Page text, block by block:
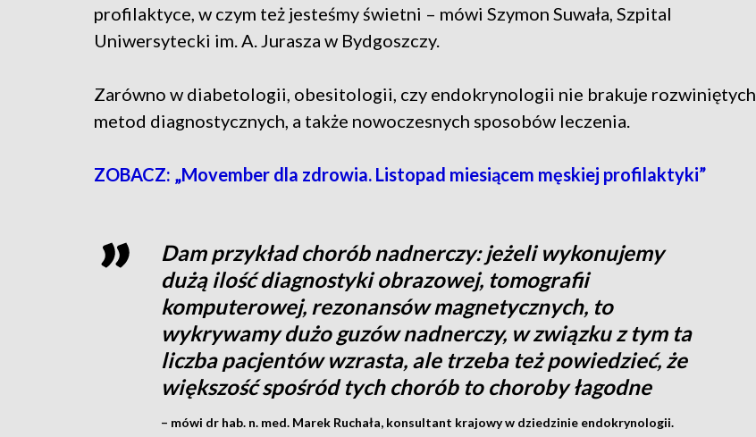
profilaktyce, w czym też jesteśmy świetni – mówi Szymon Suwała, Szpital
Uniwersytecki im. A. Jurasza w Bydgoszczy.
Zarówno w diabetologii, obesitologii, czy endokrynologii nie brakuje rozwiniętych
metod diagnostycznych, a także nowoczesnych sposobów leczenia.
ZOBACZ: „Movember dla zdrowia. Listopad miesiącem męskiej profilaktyki”
Dam przykład chorób nadnerczy: jeżeli wykonujemy
dużą ilość diagnostyki obrazowej, tomografii
komputerowej, rezonansów magnetycznych, to
wykrywamy dużo guzów nadnerczy, w związku z tym ta
liczba pacjentów wzrasta, ale trzeba też powiedzieć, że
większość spośród tych chorób to choroby łagodne
– mówi dr hab. n. med. Marek Ruchała, konsultant krajowy w dziedzinie endokrynologii.